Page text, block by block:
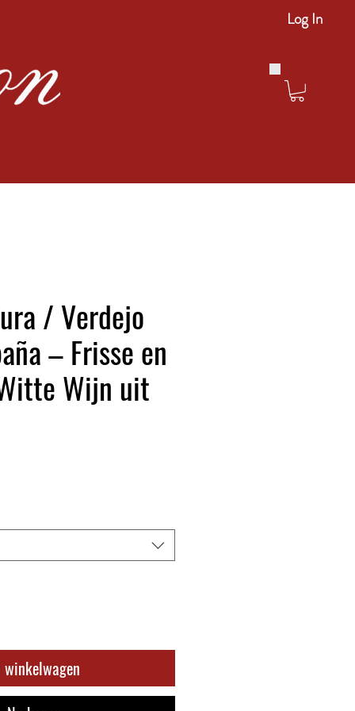
Log In
/ Verdejo
– Frisse en
Wijn uit
winkelwagen